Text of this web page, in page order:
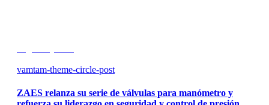
vamtam-theme-circle-post
ZAES relanza su serie de válvulas para manómetro y